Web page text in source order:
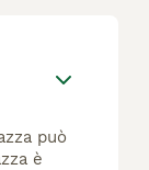
può
è